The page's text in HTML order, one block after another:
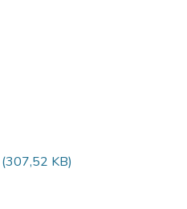
(307,52 KB)